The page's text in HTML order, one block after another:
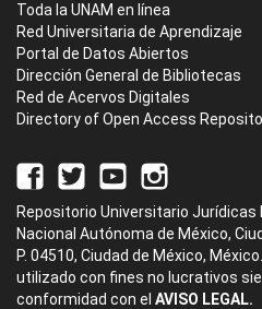
Toda la UNAM en línea
Red Universitaria de Aprendizaje
Portal de Datos Abiertos
Dirección General de Bibliotecas
Red de Acervos Digitales
Directory of Open Access
Repositorio Universitario Jurídicas
Nacional Autónoma de México,
P. 04510, Ciudad de México,
utilizado con fines no lucrativos
conformidad con el AVISO LEGAL.